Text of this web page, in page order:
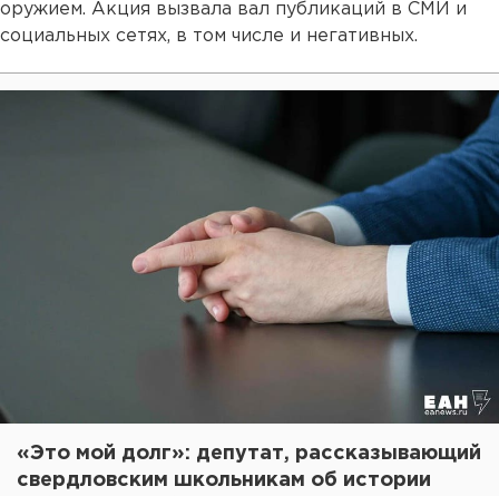
оружием. Акция вызвала вал публикаций в СМИ и
социальных сетях, в том числе и негативных.
«Это мой долг»: депутат, рассказывающий
свердловским школьникам об истории